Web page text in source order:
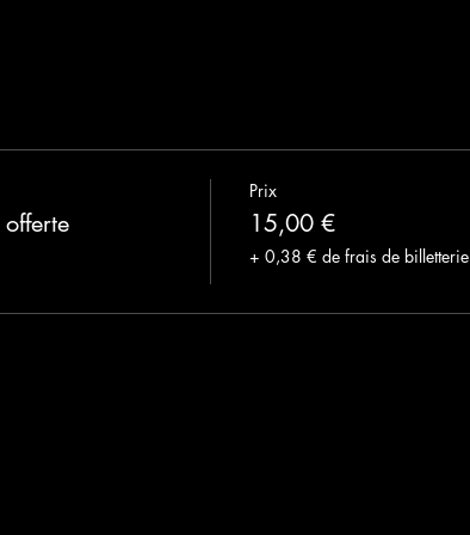
Prix
15,00 €
+ 0,38 € de frais de billetterie